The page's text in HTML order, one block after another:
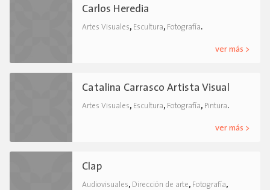
Carlos Heredia
Artes Visuales, Escultura, Fotografía.
ver más >
Catalina Carrasco Artista Visual
Artes Visuales, Escultura, Fotografía, Pintura.
ver más >
Clap
Audiovisuales, Dirección de arte, Fotografía,